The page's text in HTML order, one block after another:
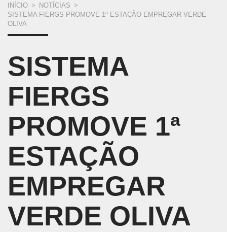
VOCÊ
ESTÁ
INÍCIO > NOTÍCIAS >
SISTEMA FIERGS PROMOVE 1ª ESTAÇÃO EMPREGAR VERDE
OLIVA
SISTEMA
FIERGS
PROMOVE 1ª
ESTAÇÃO
EMPREGAR
VERDE OLIVA